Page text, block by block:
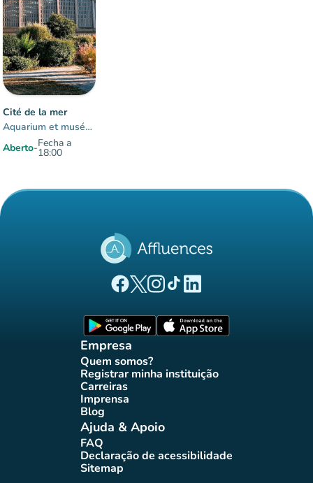
Cité de la mer
Aquarium et musée maritime de Cherbourg
Aberto-Fecha a
18:00
(novo separador)
(novo separador)
(novo separador)
(novo separador)
(novo separador)
Empresa
Quem somos?(novo separador)
Registrar minha instituição
(novo separador)
Carreiras(novo separador)
Imprensa(novo separador)
Blog(novo separador)
Ajuda & Apoio
FAQ(novo separador)
Declaração de acessibilidade
(novo separador)
Sitemap(novo separador)